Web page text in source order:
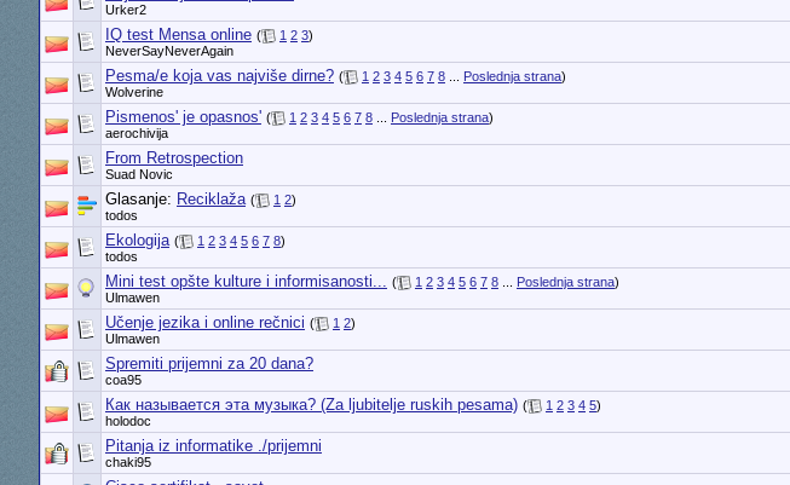
Urker2
IQ test Mensa online ( 1 2 3)
NeverSayNeverAgain
Pesma/e koja vas najviše dirne? ( 1 2 3 4 5 6 7 8... Poslednja strana)
Wolverine
Pismenos' je opasnos' ( 1 2 3 4 5 6 7 8... Poslednja strana)
aerochivija
From Retrospection
Suad Novic
Glasanje: Reciklaža ( 1 2)
todos
Ekologija ( 1 2 3 4 5 6 7 8)
todos
Mini test opšte kulture i informisanosti... ( 1 2 3 4 5 6 7 8... Poslednja strana)
Ulmawen
Učenje jezika i online rečnici ( 1 2)
Ulmawen
Spremiti prijemni za 20 dana?
coa95
Как называется эта музыка? (Za ljubitelje ruskih pesama) ( 1 2 3 4 5)
holodoc
Pitanja iz informatike ./prijemni
chaki95